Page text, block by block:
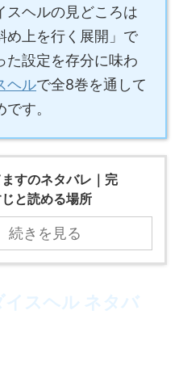
スヘルの見どころは
め上を行く展開」で
た設定を存分に味わ
ヘルで全8巻を通して
す。
すのネタバレ｜完
と読める場所
続きを見る
イスヘル ネタバ